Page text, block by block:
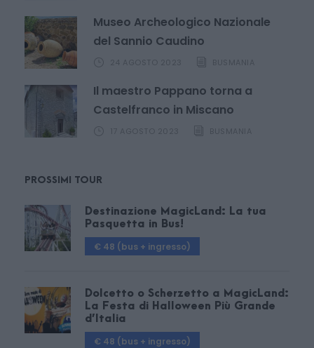
Museo Archeologico Nazionale
del Sannio Caudino
24 AGOSTO 2023 BUSMANIA
Il maestro Pappano torna a
Castelfranco in Miscano
17 AGOSTO 2023 BUSMANIA
PROSSIMI TOUR
Destinazione MagicLand: La tua
Pasquetta in Bus!
€ 48 (bus + ingresso)
Dolcetto o Scherzetto a MagicLand:
La Festa di Halloween Più Grande
d’Italia
€ 48 (bus + ingresso)